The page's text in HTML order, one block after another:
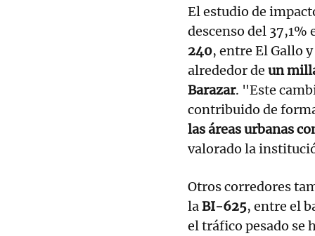
El estudio de
descenso del 37,1%
240, entre El Gallo
alrededor de un
Barazar. "Este
contribuido de
las áreas urbanas
valorado la
Otros corredores
laBI-625, entre el
el tráfico pesado se